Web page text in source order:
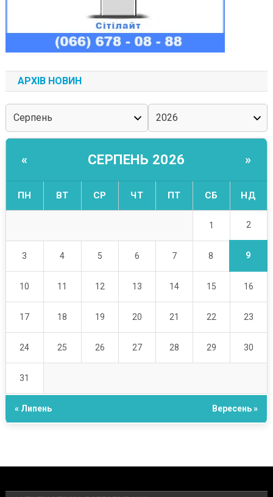
АРХІВ НОВИН
« СЕРПЕНЬ 2026 »
ПН ВТ СР ЧТ ПТ СБ НД
1 2
3 4 5 6 7 8 9
10 11 12 13 14 15 16
17 18 19 20 21 22 23
24 25 26 27 28 29 30
31
« Липень Вересень »